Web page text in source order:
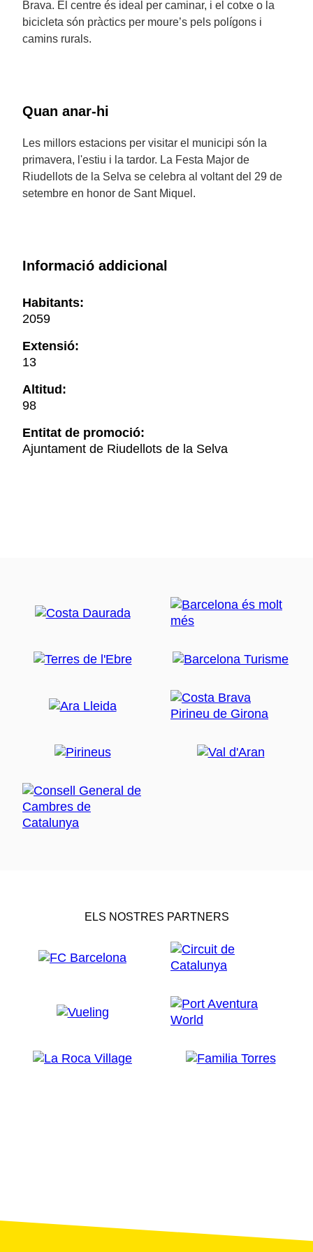
Brava. El centre és ideal per caminar, i el cotxe o la
bicicleta són pràctics per moure’s pels polígons i
camins rurals.
Quan anar-hi
Les millors estacions per visitar el municipi són la
primavera, l'estiu i la tardor. La Festa Major de
Riudellots de la Selva se celebra al voltant del 29 de
setembre en honor de Sant Miquel.
Informació addicional
Habitants:
2059
Extensió:
13
Altitud:
98
Entitat de promoció:
Ajuntament de Riudellots de la Selva
ELS NOSTRES PARTNERS